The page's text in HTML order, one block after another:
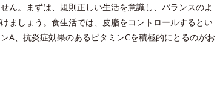
ん。まずは、規則正しい生活を意識し、バランスのよ
ましょう。食生活では、皮脂をコントロールするとい
A、抗炎症効果のあるビタミンCを積極的にとるのがお